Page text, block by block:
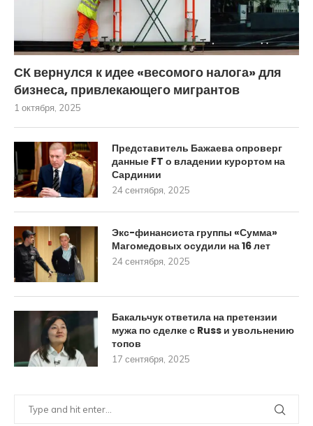
СК вернулся к идее «весомого налога» для
бизнеса, привлекающего мигрантов
1 октября, 2025
Представитель Бажаева опроверг
данные FT о владении курортом на
Сардинии
24 сентября, 2025
Экс-финансиста группы «Сумма»
Магомедовых осудили на 16 лет
24 сентября, 2025
Бакальчук ответила на претензии
мужа по сделке с Russ и увольнению
топов
17 сентября, 2025